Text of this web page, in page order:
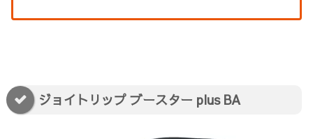
ジョイトリップ ブースター plus BA